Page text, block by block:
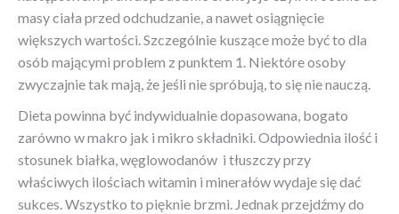
masy ciała przed odchudzanie, a nawet osiągnięcie
większych wartości. Szczególnie kuszące może być to dla
osób mającymi problem z punktem 1. Niektóre osoby
zwyczajnie tak mają, że jeśli nie spróbują, to się nie nauczą.
Dieta powinna być indywidualnie dopasowana, bogato
zarówno w makro jak i mikro składniki. Odpowiednia ilość i
stosunek białka, węglowodanów i tłuszczy przy
właściwych ilościach witamin i minerałów wydaje się dać
sukces. Wszystko to pięknie brzmi. Jednak przejdźmy do